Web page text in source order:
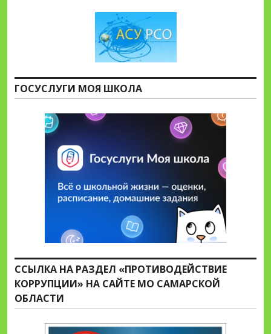
ГОСУСЛУГИ МОЯ ШКОЛА
ССЫЛКА НА РАЗДЕЛ «ПРОТИВОДЕЙСТВИЕ
КОРРУПЦИИ» НА САЙТЕ МО САМАРСКОЙ
ОБЛАСТИ